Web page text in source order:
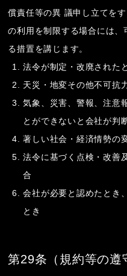
償責任等の異 議申し立てを
の利用を制限する場合には、
る措置を講じます。
法令が制定・改廃された
天災・地変その他不可抗
気象、災害、警報、注意
とができないと会社が判
著しい社会・経済情勢の
法令に基づく点検・改善
合
会社が必要と認めたとき
とき
第29条（規約等の遵